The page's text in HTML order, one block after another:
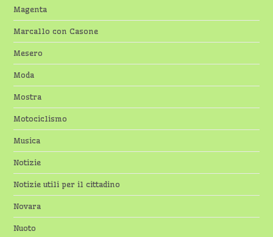
Magenta
Marcallo con Casone
Mesero
Moda
Mostra
Motociclismo
Musica
Notizie
Notizie utili per il cittadino
Novara
Nuoto